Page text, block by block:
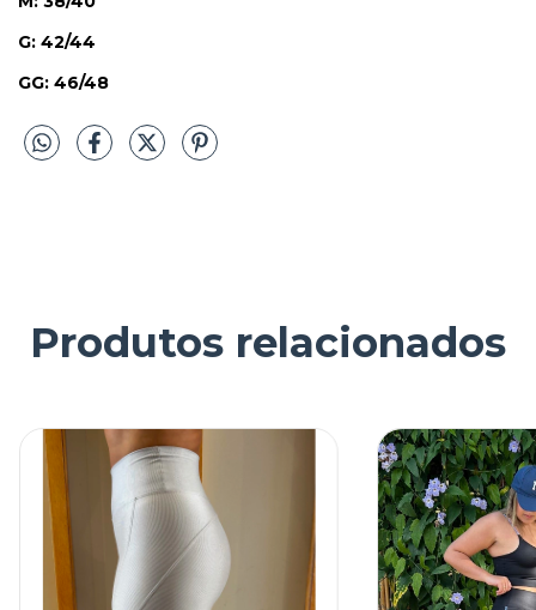
G: 42/44
GG: 46/48
Produtos relacionados